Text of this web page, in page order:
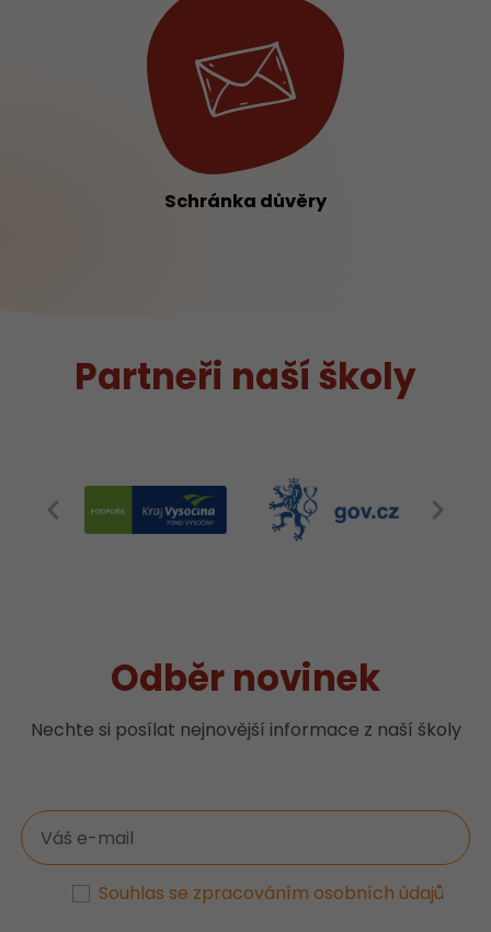
Schránka důvěry
Partneři naší školy
Odběr novinek
Nechte si posílat nejnovější informace z naší školy
Souhlas se zpracováním osobních údajů